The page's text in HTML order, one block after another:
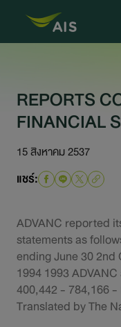
ข้อมูลบริษัท
ผลการดำเนินงานและ
ข้อมูลสำหรับผู้ถือหุ้น
การกำกับดูแลกิจกา
การพัฒนาอย่างยั่ง
REPORTS
FINANCIAL
15 สิงหาคม 2537
แชร์:
ADVANC reported
statements as
ending June 30 2nd
1994 1993
400,442 - 784,166
Translated by The